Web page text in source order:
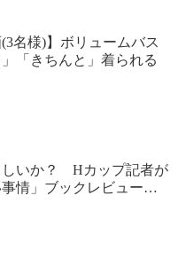
(3名様)】ボリュームバス
「きちんと」着られる
しいか？ Hカップ記者が
事情」ブックレビュー…